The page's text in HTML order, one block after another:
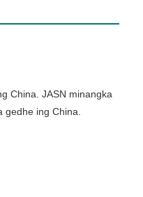
China. JASN minangka
ing China.